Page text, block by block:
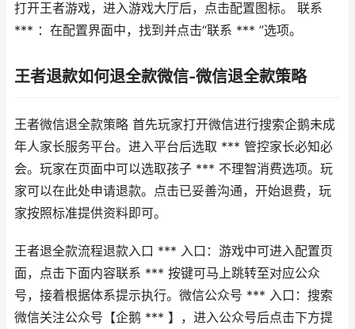
打开王者游戏，进入游戏大厅后，点击配置图标。 联系
*** ：在配置界面中，找到并点击“联系 *** ”选项。
王者退款如何退全款微信-微信退全款策略
王者微信退全款策略 首先玩家打开微信进行搜索企鹅未成
年人家长服务平台。进入平台后选取 *** 管控家长必知必
会。玩家在页面中可以选取孩子 *** 不理智消费选项。玩
家可以在此处申请退款。点击已妥善沟通，开始退费，玩
家按照标准提供资料即可。
王者退全款流程退款入口 *** 入口：游戏中可进入配置页
面，点击下面内容联系 *** 按键可马上跳转至对应公众
号，接着根据体系提示执行。微信公众号 *** 入口：搜索
微信关注公众号【企鹅 *** 】，进入公众号后点击下方提